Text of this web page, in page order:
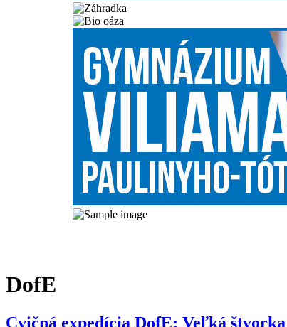
DofE
Cvičná expedícia DofE: Veľká